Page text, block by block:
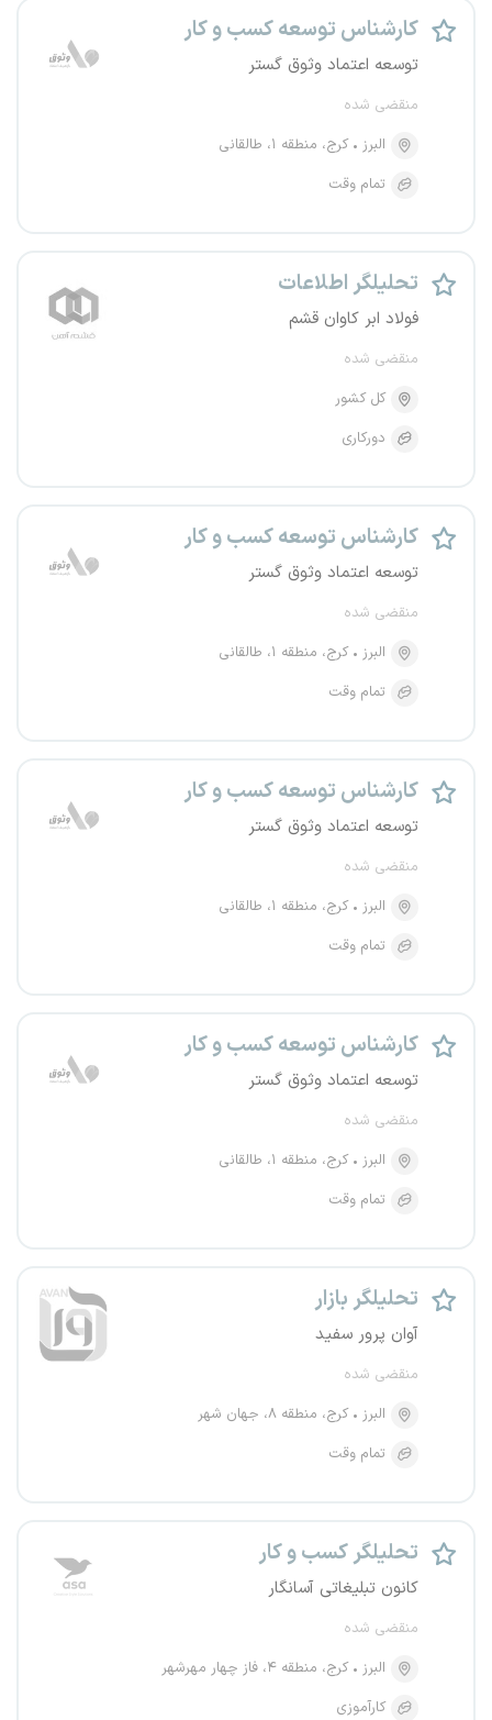
کارشناس توسعه کسب و کار
توسعه اعتماد وثوق گستر
منقضی شده
البرز
کرج، منطقه ۱، طالقانی
تمام وقت
تحلیلگر اطلاعات
فولاد ابر کاوان قشم
منقضی شده
کل کشور
دورکاری
کارشناس توسعه کسب و کار
توسعه اعتماد وثوق گستر
منقضی شده
البرز
کرج، منطقه ۱، طالقانی
تمام وقت
کارشناس توسعه کسب و کار
توسعه اعتماد وثوق گستر
منقضی شده
البرز
کرج، منطقه ۱، طالقانی
تمام وقت
کارشناس توسعه کسب و کار
توسعه اعتماد وثوق گستر
منقضی شده
البرز
کرج، منطقه ۱، طالقانی
تمام وقت
تحلیلگر بازار
آوان پرور سفید
منقضی شده
البرز
کرج، منطقه ۸، جهان شهر
تمام وقت
تحلیلگر کسب و کار
کانون تبلیغاتی آسانگار
منقضی شده
البرز
کرج، منطقه ۴، فاز چهار مهرشهر
کارآموزی